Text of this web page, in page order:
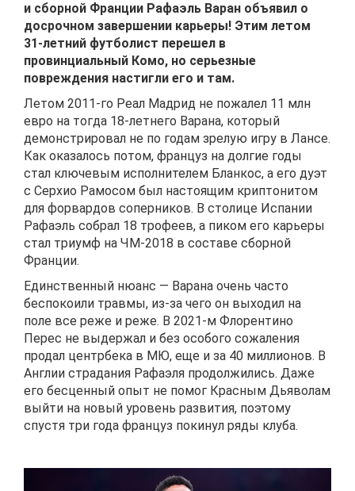
и сборной Франции Рафаэль Варан объявил о
досрочном завершении карьеры! Этим летом
31-летний футболист перешел в
провинциальный Комо, но серьезные
повреждения настигли его и там.
Летом 2011-го Реал Мадрид не пожалел 11 млн
евро на тогда 18-летнего Варана, который
демонстрировал не по годам зрелую игру в Лансе.
Как оказалось потом, француз на долгие годы
стал ключевым исполнителем Бланкос, а его дуэт
с Серхио Рамосом был настоящим криптонитом
для форвардов соперников. В столице Испании
Рафаэль собрал 18 трофеев, а пиком его карьеры
стал триумф на ЧМ-2018 в составе сборной
Франции.
Единственный нюанс — Варана очень часто
беспокоили травмы, из-за чего он выходил на
поле все реже и реже. В 2021-м Флорентино
Перес не выдержал и без особого сожаления
продал центрбека в МЮ, еще и за 40 миллионов. В
Англии страдания Рафаэля продолжились. Даже
его бесценный опыт не помог Красным Дьяволам
выйти на новый уровень развития, поэтому
спустя три года француз покинул ряды клуба.